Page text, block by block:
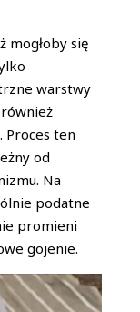
mogłoby się
warstwy
Proces ten
od
Na
podatne
promieni
gojenie.